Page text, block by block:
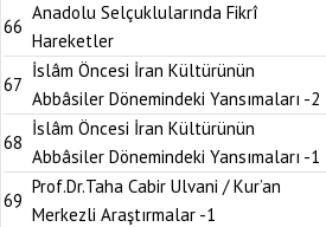
66
Anadolu Selçuklularında Fikrî
Hareketler
67
İslâm Öncesi İran Kültürünün
Abbâsiler Dönemindeki Yansımaları -2
68
İslâm Öncesi İran Kültürünün
Abbâsiler Dönemindeki Yansımaları -1
69
Prof.Dr.Taha Cabir Ulvani / Kur’an
Merkezli Araştırmalar -1